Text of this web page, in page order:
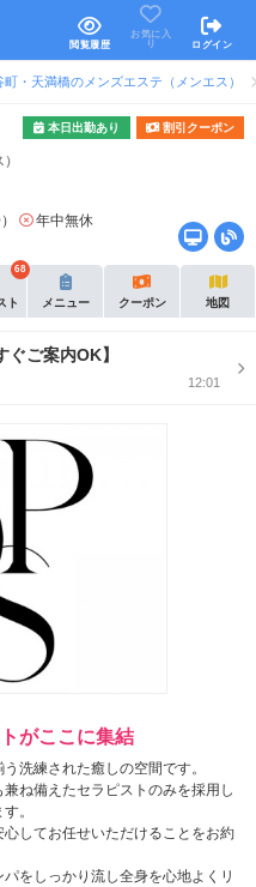
閲覧履歴
お気に入
り
ログイン
町・天満橋のメンズエステ（メンエス）
本日出勤あり 割引クーポン
年中無休
ト
68
メニュー クーポン 地図
ぐご案内OK】
12:01
がここに集結
洗練された癒しの空間です。
ね備えたセラピストのみを採用し
。
してお任せいただけることをお約
をしっかり流し全身を心地よくリ